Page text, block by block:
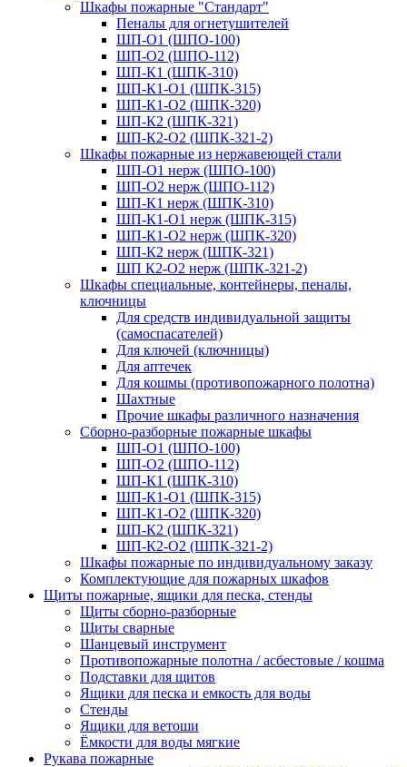
Шкафы пожарные "Стандарт"
Пеналы для огнетушителей
ШП-О1 (ШПО-100)
ШП-О2 (ШПО-112)
ШП-К1 (ШПК-310)
ШП-К1-О1 (ШПК-315)
ШП-К1-О2 (ШПК-320)
ШП-К2 (ШПК-321)
ШП-К2-О2 (ШПК-321-2)
Шкафы пожарные из нержавеющей стали
ШП-О1 нерж (ШПО-100)
ШП-О2 нерж (ШПО-112)
ШП-К1 нерж (ШПК-310)
ШП-К1-О1 нерж (ШПК-315)
ШП-К1-О2 нерж (ШПК-320)
ШП-К2 нерж (ШПК-321)
ШП К2-О2 нерж (ШПК-321-2)
Шкафы специальные, контейнеры, пеналы,
ключницы
Для средств индивидуальной защиты
(самоспасателей)
Для ключей (ключницы)
Для аптечек
Для кошмы (противопожарного полотна)
Шахтные
Прочие шкафы различного назначения
Сборно-разборные пожарные шкафы
ШП-О1 (ШПО-100)
ШП-О2 (ШПО-112)
ШП-К1 (ШПК-310)
ШП-К1-О1 (ШПК-315)
ШП-К1-О2 (ШПК-320)
ШП-К2 (ШПК-321)
ШП-К2-О2 (ШПК-321-2)
Шкафы пожарные по индивидуальному заказу
Комплектующие для пожарных шкафов
Щиты пожарные, ящики для песка, стенды
Щиты сборно-разборные
Щиты сварные
Шанцевый инструмент
Противопожарные полотна / асбестовые / кошма
Подставки для щитов
Ящики для песка и емкость для воды
Стенды
Ящики для ветоши
Ёмкости для воды мягкие
Рукава пожарные